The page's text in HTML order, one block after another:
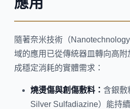
隨著奈米技術（
域的應用已從傳統器皿轉向高
成穩定消耗的實體需求：
燒燙傷與創傷敷料： 含銀敷
Silver Sulfadiazine）能持